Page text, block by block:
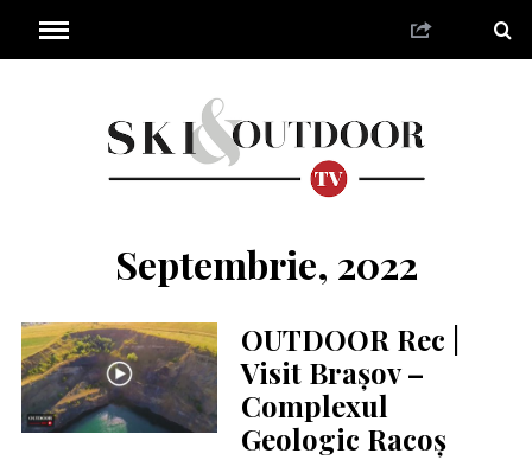
Septembrie, 2022
OUTDOOR Rec |
Visit Brașov –
Complexul
Geologic Racoș